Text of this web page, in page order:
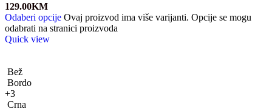
129.00KM
Odaberi opcije Ovaj proizvod ima više varijanti. Opcije se mogu
odabrati na stranici proizvoda
Quick view
Bež
Bordo
+3
Crna